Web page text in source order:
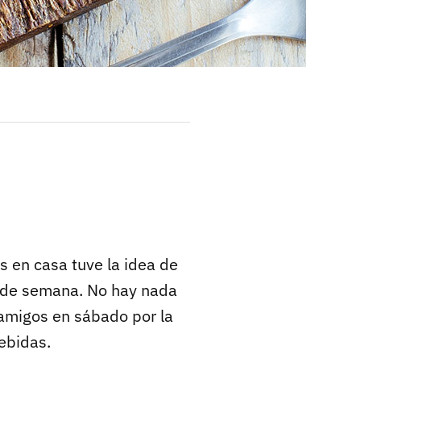
en casa tuve la idea de
semana. No hay nada
en sábado por la